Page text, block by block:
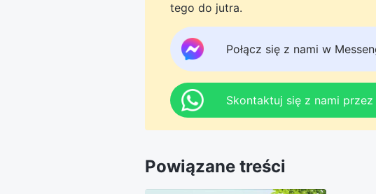
tego do jutra.
Połącz się z nami w
Skontaktuj się z nami przez
Powiązane treści